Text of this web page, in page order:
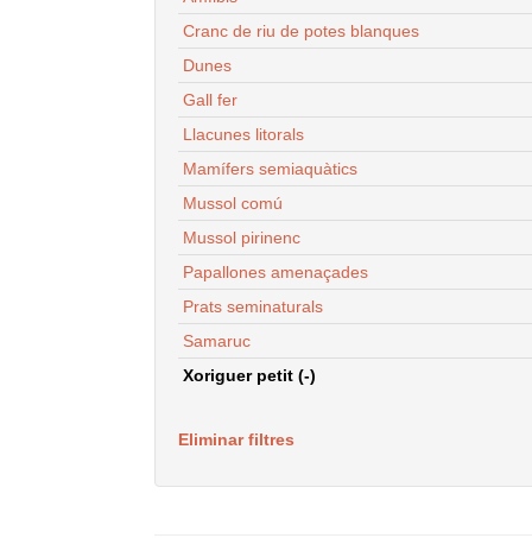
Cranc de riu de potes blanques
Dunes
Gall fer
Llacunes litorals
Mamífers semiaquàtics
Mussol comú
Mussol pirinenc
Papallones amenaçades
Prats seminaturals
Samaruc
Xoriguer petit (-)
Eliminar filtres